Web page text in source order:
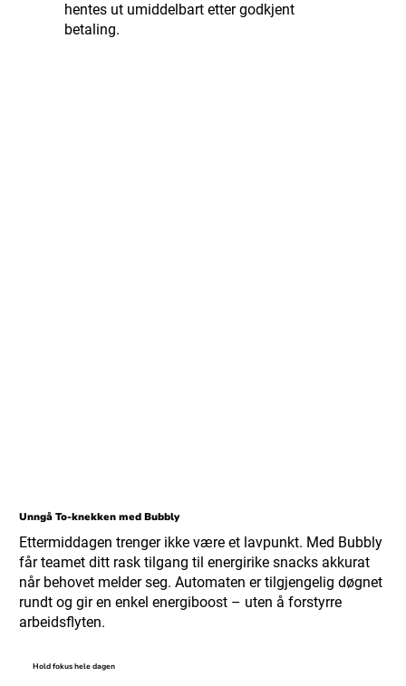
hentes ut umiddelbart etter godkjent
betaling.
Unngå To-knekken med Bubbly
Ettermiddagen trenger ikke være et lavpunkt. Med Bubbly
får teamet ditt rask tilgang til energirike snacks akkurat
når behovet melder seg. Automaten er tilgjengelig døgnet
rundt og gir en enkel energiboost – uten å forstyrre
arbeidsflyten.
Hold fokus hele dagen